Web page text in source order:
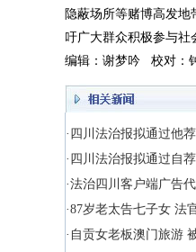
隐蔽场所等赌博高发
吁广大群众积极参与社
编辑：谢梦吟 校对：
·四川法治报拟通过他
·四川法治报拟通过自
·法治四川客户端广告
·87岁老太告七子女 法
·自贡女老板澳门旅游